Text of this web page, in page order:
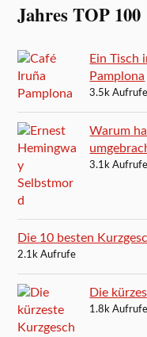
Jahres TOP 100
Ein Tisch
Pamplona
3.5k Aufrufe
Warum
3.1k Aufrufe
Die 10 besten
2.1k Aufrufe
Die
1.8k Aufrufe